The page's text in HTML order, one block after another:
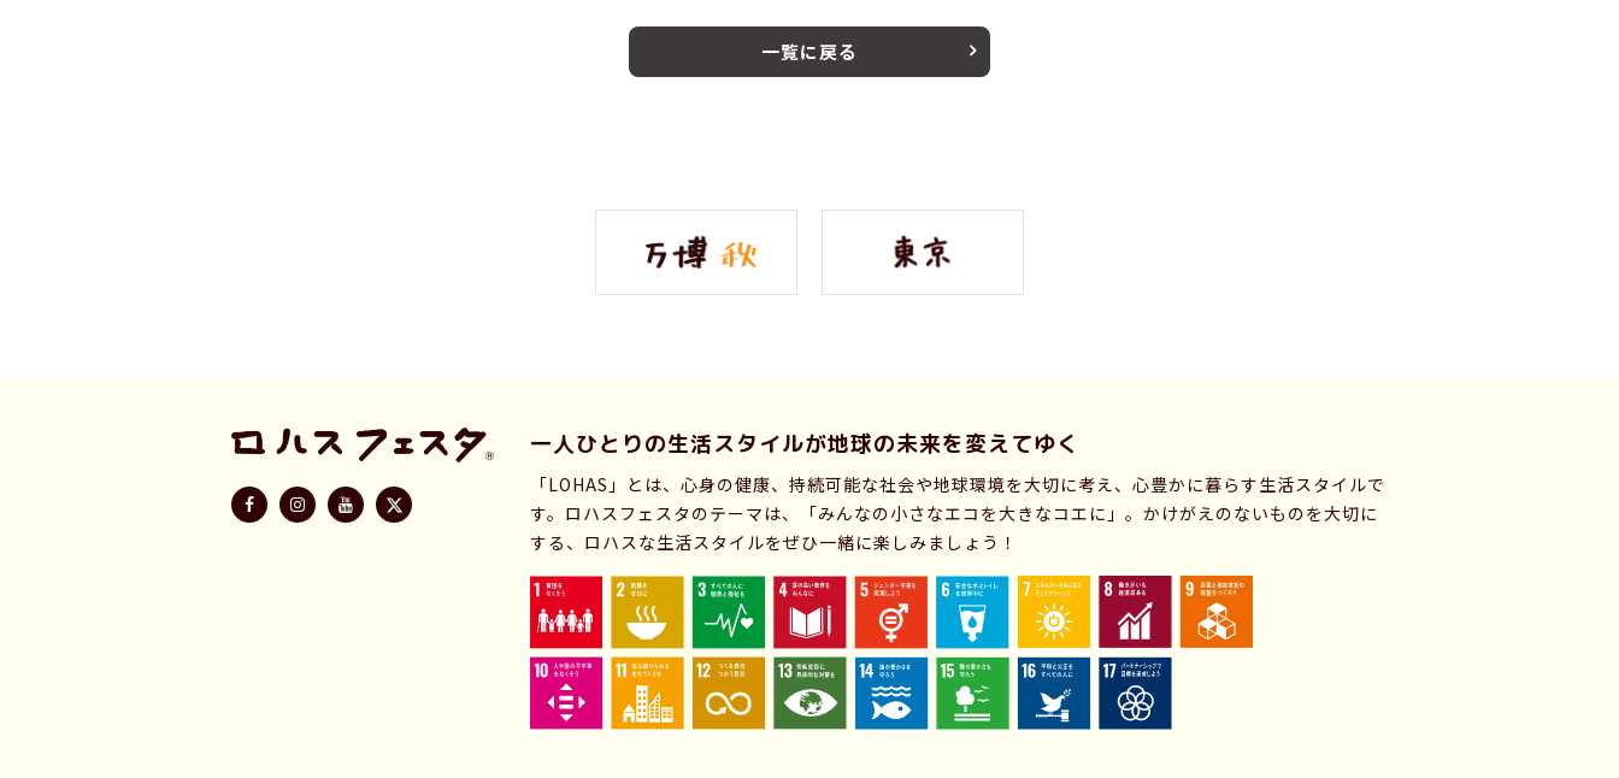
一覧に戻る
一人ひとりの生活スタイルが地球の未来を変えてゆく
「LOHAS」とは、心身の健康、持続可能な社会や地球環境を大切に考え、心豊かに暮らす生活スタイルで
す。ロハスフェスタのテーマは、「みんなの小さなエコを大きなコエに」。かけがえのないものを大切に
する、ロハスな生活スタイルをぜひ一緒に楽しみましょう！